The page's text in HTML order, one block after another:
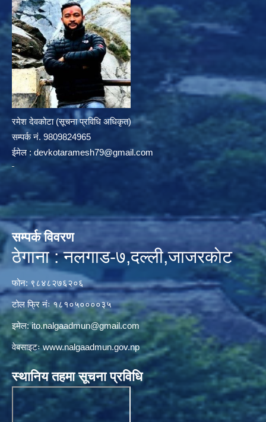
रमेश देवकोटा (सूचना प्रविधि अधिकृत)
सम्पर्क न‌ं. 9809824965
ईमेल : devkotaramesh79@gmail.com
सम्पर्क विवरण
ठेगाना : नलगाड-७,दल्ली,जाजरकाेट
फोन: ९८४८२७६२०६
टोल फ्रि नंः १८१०५००००३५
इमेल:ito.nalgaadmun@gmail.com
वेबसाइटःwww.nalgaadmun.gov.np
स्थानिय तहमा सूचना प्रविधि